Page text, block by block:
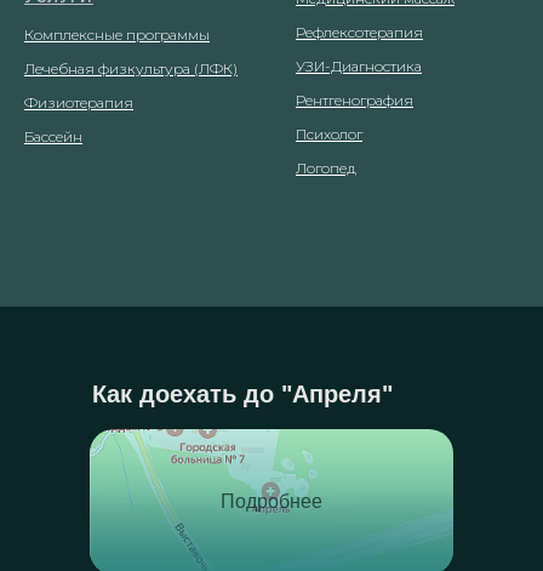
Комплексные программы
Лечебная физкультура (ЛФК)
Физиотерапия
Бассейн
Рефлексотерапия
УЗИ-Диагностика
Рентгенография
Психолог
Логопед
Как доехать до "Апреля"
Подробнее